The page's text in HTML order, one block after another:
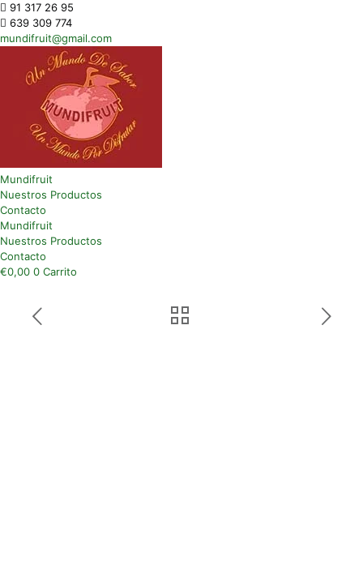
91 317 26 95
639 309 774
mundifruit@gmail.com
Mundifruit
Nuestros Productos
Contacto
Mundifruit
Nuestros Productos
Contacto
€0,00 0 Carrito